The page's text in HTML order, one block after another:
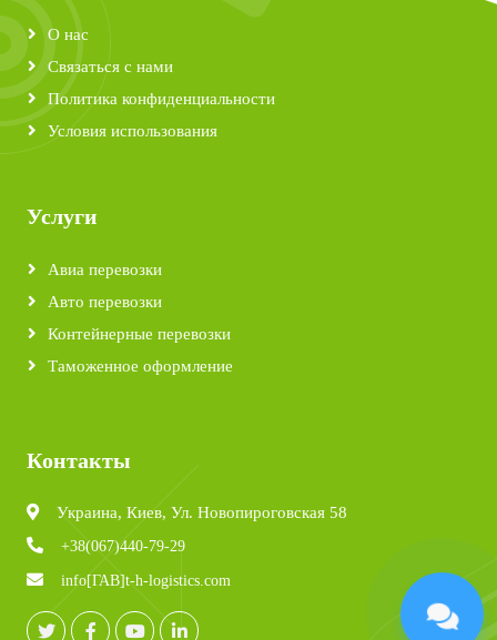
О нас
Связаться с нами
Политика конфиденциальности
Условия использования
Услуги
Авиа перевозки
Авто перевозки
Контейнерные перевозки
Таможенное оформление
Контакты
Украина, Киев, Ул. Новопироговская 58
+38(067)440-79-29
info[ГАВ]t-h-logistics.com